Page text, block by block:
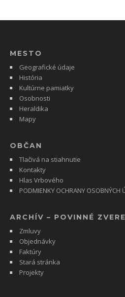
MESTO
Geografické údaje
História
Kultúrne pamiatky
Osobnosti
Heraldika
Mapy
OBČAN
Tlačivá na stiahnutie
Kontakty
Hlas Vrbového
PODMIENKY OCHRANY OSOBNÝCH
ARCHÍV – POVINNÉ
Zmluvy
Objednávky
Faktúry
Stará stránka
Projekty